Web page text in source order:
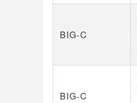
BIG-C
BIG-C